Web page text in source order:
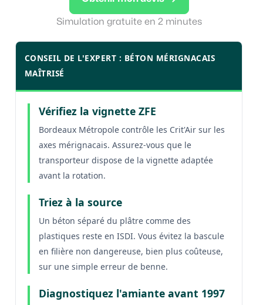
Simulation gratuite en 2 minutes
CONSEIL DE L'EXPERT : BÉTON MÉRIGNACAIS
MAÎTRISÉ
Vérifiez la vignette ZFE
Bordeaux Métropole contrôle les Crit'Air sur les
axes mérignacais. Assurez-vous que le
transporteur dispose de la vignette adaptée
avant la rotation.
Triez à la source
Un béton séparé du plâtre comme des
plastiques reste en ISDI. Vous évitez la bascule
en filière non dangereuse, bien plus coûteuse,
sur une simple erreur de benne.
Diagnostiquez l'amiante avant 1997